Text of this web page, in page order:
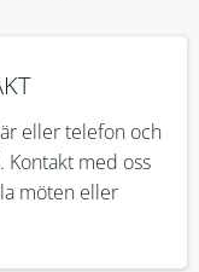
eller telefon och
med oss
möten eller